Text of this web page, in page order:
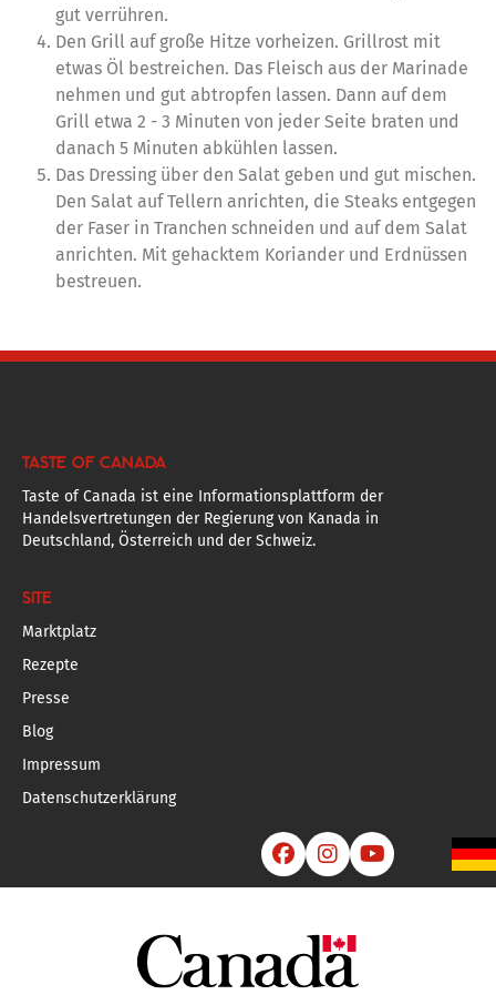
gut verrühren.
Den Grill auf große Hitze vorheizen. Grillrost mit
etwas Öl bestreichen. Das Fleisch aus der Marinade
nehmen und gut abtropfen lassen. Dann auf dem
Grill etwa 2 - 3 Minuten von jeder Seite braten und
danach 5 Minuten abkühlen lassen.
Das Dressing über den Salat geben und gut mischen.
Den Salat auf Tellern anrichten, die Steaks entgegen
der Faser in Tranchen schneiden und auf dem Salat
anrichten. Mit gehacktem Koriander und Erdnüssen
bestreuen.
TASTE OF CANADA
Taste of Canada ist eine Informationsplattform der
Handelsvertretungen der Regierung von Kanada in
Deutschland, Österreich und der Schweiz.
SITE
Marktplatz
Rezepte
Presse
Blog
Impressum
Datenschutzerklärung
  